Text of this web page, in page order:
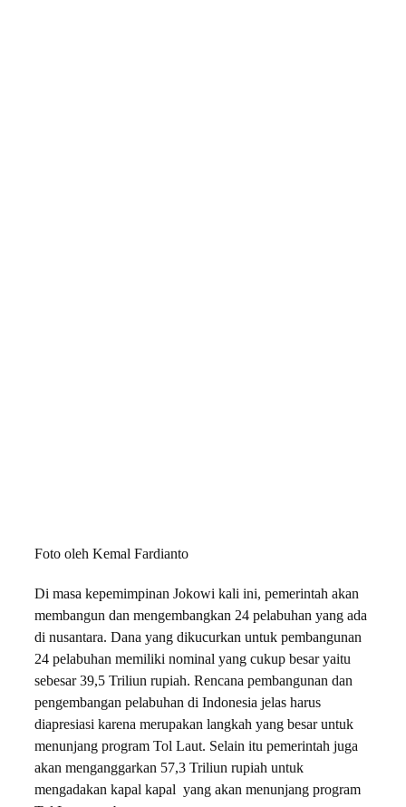
Foto oleh Kemal Fardianto
Di masa kepemimpinan Jokowi kali ini, pemerintah akan
membangun dan mengembangkan 24 pelabuhan yang ada
di nusantara. Dana yang dikucurkan untuk pembangunan
24 pelabuhan memiliki nominal yang cukup besar yaitu
sebesar 39,5 Triliun rupiah. Rencana pembangunan dan
pengembangan pelabuhan di Indonesia jelas harus
diapresiasi karena merupakan langkah yang besar untuk
menunjang program Tol Laut. Selain itu pemerintah juga
akan menganggarkan 57,3 Triliun rupiah untuk
mengadakan kapal kapal yang akan menunjang program